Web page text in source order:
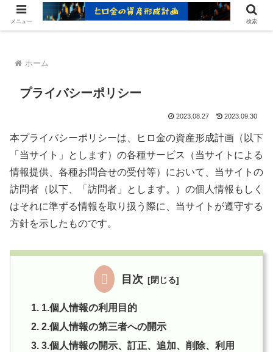
ヒロ金の資産形成レシピ：賢いお金の増やし方
ホーム
プライバシーポリシー
2023.08.27 2023.09.30
本プライバシーポリシーは、ヒロ金の資産形成計画（以下
「当サイト」とします）の各種サービス（当サイトによる
情報提供、各種お問合せの受付等）において、当サイトの
訪問者（以下、「訪問者」とします。）の個人情報もしく
はそれに準ずる情報を取り扱う際に、当サイトが遵守する
方針を示したものです。
目次
1.個人情報の利用目的
2.個人情報の第三者への開示
3.個人情報の開示、訂正、追加、削除、利用
メニュー 検索